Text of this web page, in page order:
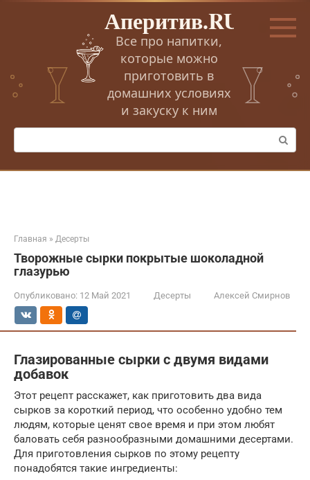
Перейти
Аперитив.RU
Все про напитки,
которые можно
приготовить в
домашних условиях
и закуску к ним
Поиск:
Главная » Десерты
Творожные сырки покрытые шоколадной
глазурью
Опубликовано: 12 Май 2021 Десерты Алексей Смирнов
Глазированные сырки с двумя видами
добавок
Этот рецепт расскажет, как приготовить два вида
сырков за короткий период, что особенно удобно тем
людям, которые ценят свое время и при этом любят
баловать себя разнообразными домашними десертами.
Для приготовления сырков по этому рецепту
понадобятся такие ингредиенты: